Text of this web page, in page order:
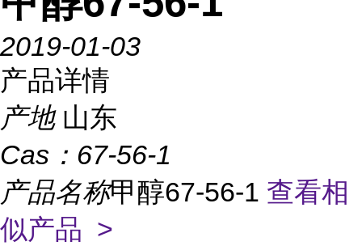
2019-01-03
产品详情
产地 山东
Cas： 67-56-1
产品名称甲醇67-56-1 查看相
似产品 >